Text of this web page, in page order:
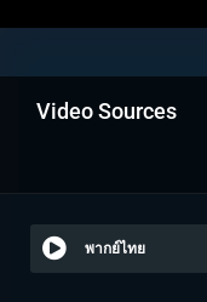
Video Sources
พากย์ไทย